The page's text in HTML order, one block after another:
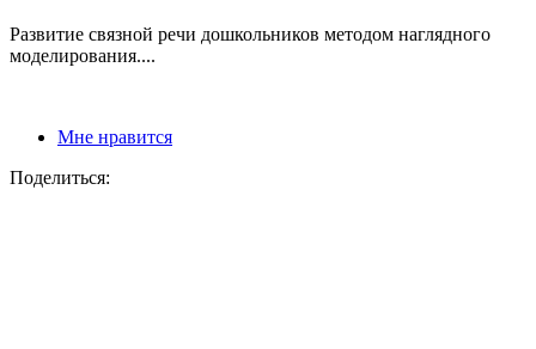
Развитие связной речи дошкольников методом наглядного
моделирования....
Мне нравится
Поделиться: